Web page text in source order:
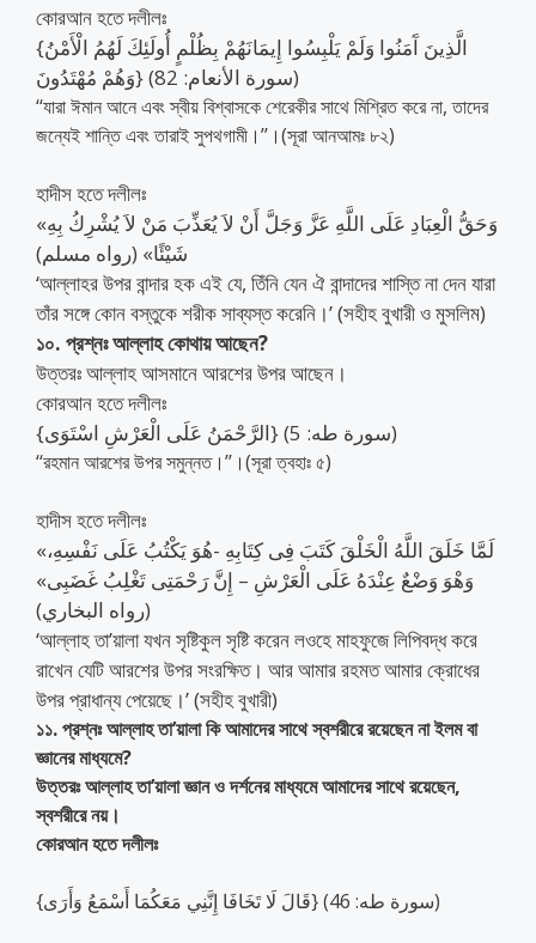
কোরআন হতে দলীলঃ
{الَّذِينَ آَمَنُوا وَلَمْ يَلْبِسُوا إِيمَانَهُمْ بِظُلْمٍ أُولَئِكَ لَهُمُ الْأَمْنُ
وَهُمْ مُهْتَدُونَ} (سورة الأنعام: 82)
‘‘যারা ঈমান আনে এবং স্বীয় বিশ্বাসকে শেরেকীর সাথে মিশ্রিত করে না, তাদের
জন্যেই শান্তি এবং তারাই সুপথগামী।’’।(সূরা আনআমঃ ৮২)
হাদীস হতে দলীলঃ
«وَحَقُّ الْعِبَادِ عَلَى اللَّهِ عَزَّ وَجَلَّ أَنْ لاَ يُعَذِّبَ مَنْ لاَ يُشْرِكُ بِهِ
شَيْئًا» (رواه مسلم)
‘আল্লাহর উপর বান্দার হক এই যে, তিঁনি যেন ঐ বান্দাদের শাস্তি না দেন যারা
তাঁর সঙ্গে কোন বস্তুকে শরীক সাব্যস্ত করেনি।’ (সহীহ বুখারী ও মুসলিম)
১০. প্রশ্নঃ আল্লাহ কোথায় আছেন?
উত্তরঃ আল্লাহ আসমানে আরশের উপর আছেন।
কোরআন হতে দলীলঃ
{الرَّحْمَنُ عَلَى الْعَرْشِ اسْتَوَى} (سورة طه: 5)
‘‘রহমান আরশের উপর সমুন্নত।’’।(সূরা ত্বহাঃ ৫)
হাদীস হতে দলীলঃ
«لَمَّا خَلَقَ اللَّهُ الْخَلْقَ كَتَبَ فِى كِتَابِهِ -هُوَ يَكْتُبُ عَلَى نَفْسِهِ،
وَهْوَ وَضْعٌ عِنْدَهُ عَلَى الْعَرْشِ – إِنَّ رَحْمَتِى تَغْلِبُ غَضَبِى»
(رواه البخاري)
‘আল্লাহ তা’য়ালা যখন সৃষ্টিকুল সৃষ্টি করেন লওহে মাহফুজে লিপিবদ্ধ করে
রাখেন যেটি আরশের উপর সংরক্ষিত। আর আমার রহমত আমার ক্রোধের
উপর প্রাধান্য পেয়েছে।’ (সহীহ বুখারী)
১১. প্রশ্নঃ আল্লাহ তা’য়ালা কি আমাদের সাথে স্বশরীরে রয়েছেন না ইলম বা
জ্ঞানের মাধ্যমে?
উত্তরঃ আল্লাহ তা’য়ালা জ্ঞান ও দর্শনের মাধ্যমে আমাদের সাথে রয়েছেন,
স্বশরীরে নয়।
কোরআন হতে দলীলঃ
{قَالَ لَا تَخَافَا إِنَّنِي مَعَكُمَا أَسْمَعُ وَأَرَى} (سورة طه: 46)